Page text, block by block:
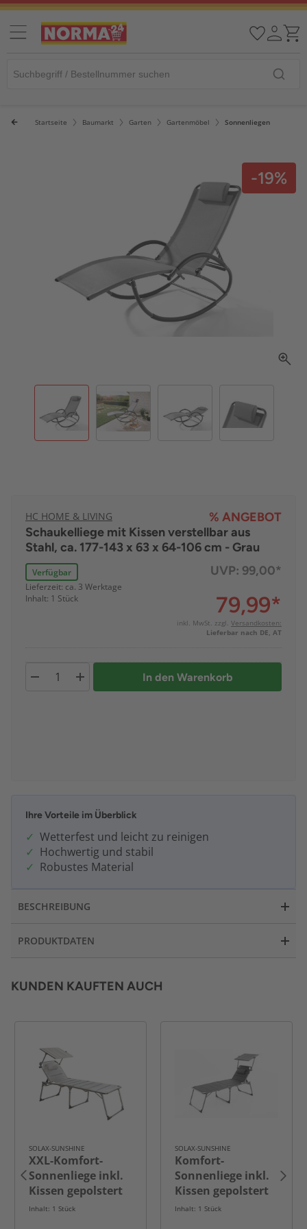
Startseite Baumarkt Garten Gartenmöbel Sonnenliegen
-19%
HC HOME & LIVING
% ANGEBOT
Schaukelliege mit Kissen verstellbar aus
Stahl, ca. 177-143 x 63 x 64-106 cm - Grau
Verfügbar
Lieferzeit: ca. 3 Werktage
Inhalt: 1 Stück
UVP: 99,00*
79,99*
inkl. MwSt. zzgl. Versandkosten:
Lieferbar nach DE, AT
In den Warenkorb
Ihre Vorteile im Überblick
Wetterfest und leicht zu reinigen
Hochwertig und stabil
Robustes Material
BESCHREIBUNG
PRODUKTDATEN
KUNDEN KAUFTEN AUCH
SOLAX-SUNSHINE
XXL-Komfort-
Sonnenliege inkl.
Kissen gepolstert
aus Aluminium,
Inhalt: 1 Stück
SOLAX-SUNSHINE
Komfort-
Sonnenliege inkl.
Kissen gepolstert
aus Aluminium,
Inhalt: 1 Stück